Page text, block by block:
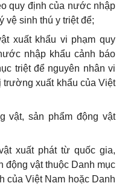
quy định của nước nhập
vệ sinh thú y triệt để;
xuất khẩu vi phạm quy
nhập khẩu cảnh báo
triệt để nguyên nhân vi
trường xuất khẩu của Việt
vật, sản phẩm động vật
xuất phát từ quốc gia,
động vật thuộc Danh mục
của Việt Nam hoặc Danh